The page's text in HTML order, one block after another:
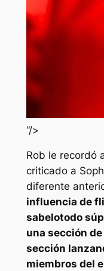
“/>
Rob le recordó
criticado a
diferente
influencia de
sabelotodo
una sección
sección
miembros del